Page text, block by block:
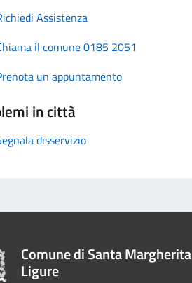
Assistenza
il comune 0185 2051
un appuntamento
in città
disservizio
Comune di Santa Margherita
Ligure